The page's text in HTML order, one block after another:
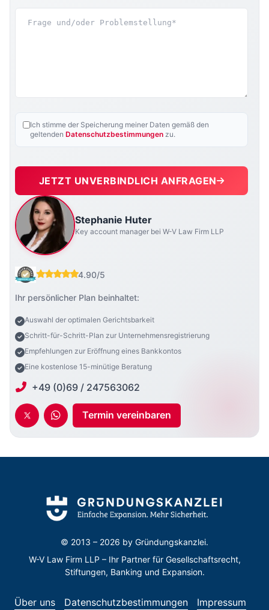
Ich stimme der Speicherung meiner Daten gemäß den
geltenden Datenschutzbestimmungen zu.
JETZT UNVERBINDLICH ANFRAGEN
Stephanie Huter
Key account manager bei W-V Law Firm LLP
4.90/5
Ihr persönlicher Plan beinhaltet:
Auswahl der optimalen Gerichtsbarkeit
Schritt-für-Schritt-Plan zur Unternehmensregistrierung
Empfehlungen zur Eröffnung eines Bankkontos
Eine kostenlose 15-minütige Beratung
+49 (0)69 / 247563062
Termin vereinbaren
© 2013 – 2026 by Gründungskanzlei.
W-V Law Firm LLP – Ihr Partner für Gesellschaftsrecht,
Stiftungen, Banking und Expansion.
Über uns Datenschutzbestimmungen Impressum